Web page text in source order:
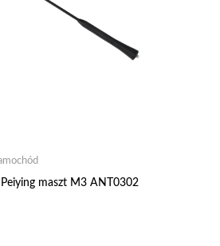
maszt M3 ANT0302